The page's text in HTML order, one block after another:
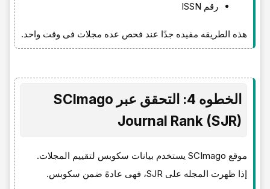
رقم ISSN
هذه الطریقه مفیده جدًا عند فحص عده مجلات فی وقت واحد.
الخطوه 4: التحقق عبر SCImago
Journal Rank (SJR)
موقع SCImago یستخدم بیانات سکوبس لتقییم المجلات.
إذا ظهرت المجله على SJR، فهی عادهً ضمن سکوبس.